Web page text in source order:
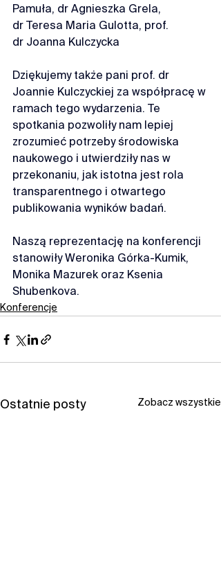
Pamuła, dr Agnieszka Grela,
dr
Teresa Maria Gulotta, prof.
dr Joanna Kulczycka
Dziękujemy także pani prof. dr
Joannie Kulczyckiej za współpracę w
ramach tego wydarzenia. Te
spotkania pozwoliły nam lepiej
zrozumieć potrzeby środowiska
naukowego i utwierdziły nas w
przekonaniu, jak istotna jest rola
transparentnego i otwartego
publikowania wyników badań.
Naszą reprezentację na konferencji
stanowiły Weronika Górka-Kumik,
Monika Mazurek oraz Ksenia
Shubenkova.
Konferencje
Ostatnie posty Zobacz wszystkie